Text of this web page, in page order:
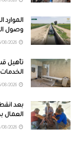
الموارد
وصول
تأهيل
العمال